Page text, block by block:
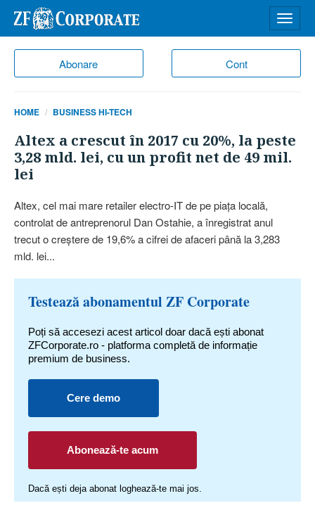
Abonare Cont
meniu
HOME BUSINESS HI-TECH
Altex a crescut în 2017 cu 20%, la peste
3,28 mld. lei, cu un profit net de 49 mil.
lei
Altex, cel mai mare retailer electro-IT de pe piaţa locală,
controlat de antreprenorul Dan Ostahie, a înregistrat anul
trecut o creştere de 19,6% a cifrei de afaceri până la 3,283
mld. lei...
Testează abonamentul ZF Corporate
Poți să accesezi acest articol doar dacă ești abonat
ZFCorporate.ro - platforma completă de informație
premium de business.
Cere demo
Abonează-te acum
Dacă ești deja abonat loghează-te mai jos.